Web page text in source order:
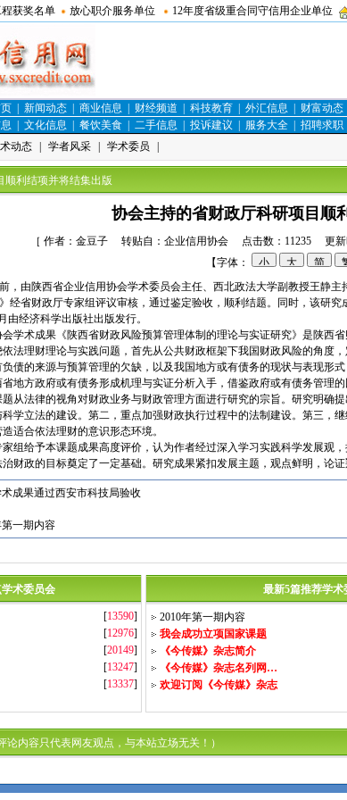
获奖名单 放心职介服务单位 12年度省级重合同守信用企业单位
新闻动态 商业信息 财经频道 科技教育 外汇信息 财富动态
文化信息 餐饮美食 二手信息 投诉建议 服务大全 招聘求职
动态 学者风采 学术委员
顺利结项并将结集出版
协会主持的省财政厅科研项目顺
［ 作者：金豆子 转贴自：企业信用协会 点击数：11235 更新
【字体：
，由陕西省企业信用协会学术委员会主任、西北政法大学副教授王静
经省财政厅专家组评议审核，通过鉴定验收，顺利结题。同时，该研
由经济科学出版社出版发行。
术成果《陕西省财政风险预算管理体制的理论与实证研究》是陕西
依法理财理论与实践问题，首先从公共财政框架下我国财政风险的角度
负债的来源与预算管理的欠缺，以及我国地方或有债务的现状与表现形
省地方政府或有债务形成机理与实证分析入手，借鉴政府或有债务管理
题从法律的视角对财政业务与财政管理方面进行研究的宗旨。研究明确
科学立法的建设。第二，重点加强财政执行过程中的法制建设。第三，
造适合依法理财的意识形态环境。
给予本课题成果高度评价，认为作者经过深入学习实践科学发展观
财政的目标奠定了一定基础。研究成果紧扣发展主题，观点鲜明，论证
成果通过西安市科技局验收
第一期内容
术委员会
[13590]
[12976]
[20149]
[13247]
[13337]
最新5篇推荐学术
2010年第一期内容
我会成功立项国家课题
《今传媒》杂志简介
《今传媒》杂志名列网…
欢迎订阅《今传媒》杂志
论内容只代表网友观点，与本站立场无关！）